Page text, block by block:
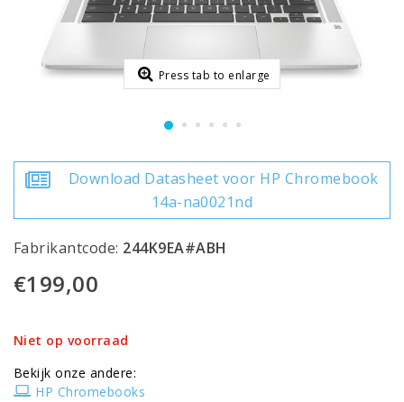
Press tab to enlarge
Download Datasheet voor HP Chromebook
14a-na0021nd
Fabrikantcode: 244K9EA#ABH
€199,00
Niet op voorraad
Bekijk onze andere:
HP Chromebooks